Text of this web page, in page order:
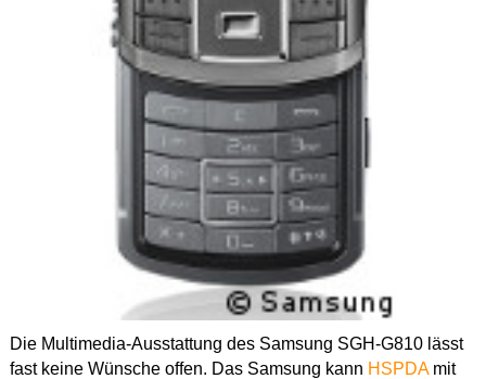
Die Multimedia-Ausstattung des Samsung SGH-G810 lässt
fast keine Wünsche offen. Das Samsung kann HSPDAmit